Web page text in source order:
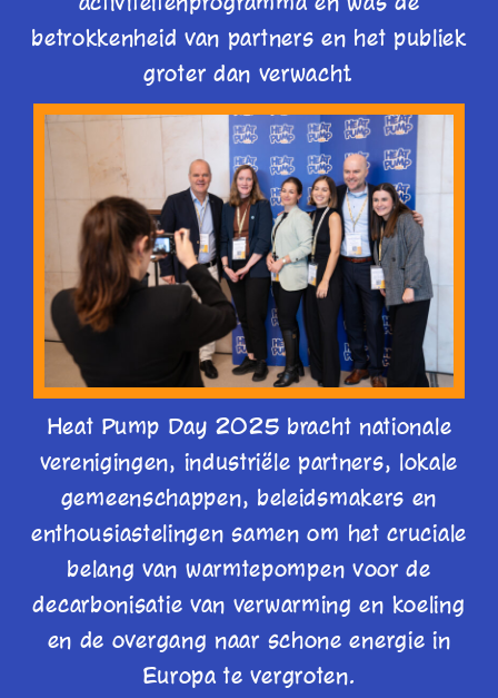
betrokkenheid van partners en het publiek
groter dan verwacht.
Heat Pump Day 2025 bracht nationale
verenigingen, industriële partners, lokale
gemeenschappen, beleidsmakers en
enthousiastelingen samen om het cruciale
belang van warmtepompen voor de
decarbonisatie van verwarming en koeling
en de overgang naar schone energie in
Europa te vergroten.